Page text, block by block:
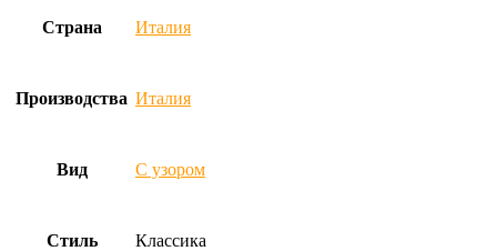
Страна Италия
Производства Италия
Вид С узором
Стиль Классика